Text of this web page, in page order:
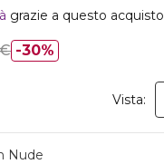
grazie a questo acquisto
30%
Vista:
Nude